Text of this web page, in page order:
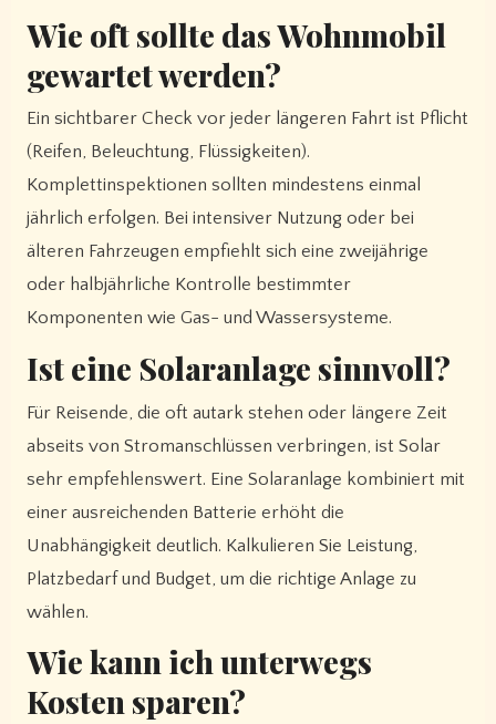
Wie oft sollte das Wohnmobil
gewartet werden?
Ein sichtbarer Check vor jeder längeren Fahrt ist Pflicht
(Reifen, Beleuchtung, Flüssigkeiten).
Komplettinspektionen sollten mindestens einmal
jährlich erfolgen. Bei intensiver Nutzung oder bei
älteren Fahrzeugen empfiehlt sich eine zweijährige
oder halbjährliche Kontrolle bestimmter
Komponenten wie Gas- und Wassersysteme.
Ist eine Solaranlage sinnvoll?
Für Reisende, die oft autark stehen oder längere Zeit
abseits von Stromanschlüssen verbringen, ist Solar
sehr empfehlenswert. Eine Solaranlage kombiniert mit
einer ausreichenden Batterie erhöht die
Unabhängigkeit deutlich. Kalkulieren Sie Leistung,
Platzbedarf und Budget, um die richtige Anlage zu
wählen.
Wie kann ich unterwegs
Kosten sparen?